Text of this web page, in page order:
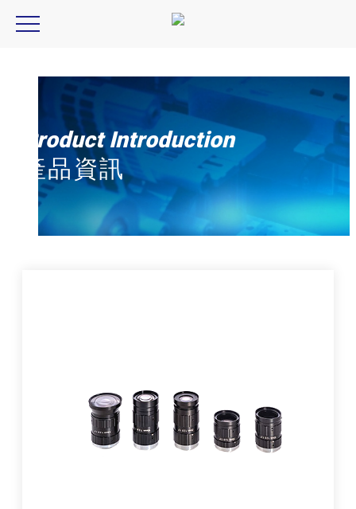
Optart VFA-A Series, Optart, VFA-A Series
Product Introduction
產品資訊